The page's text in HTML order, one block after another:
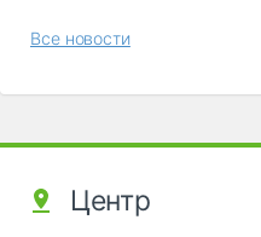
Все новости
Центр